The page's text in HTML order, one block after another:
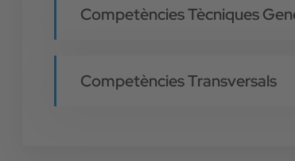
Competències Tècniques
Competències Transversals